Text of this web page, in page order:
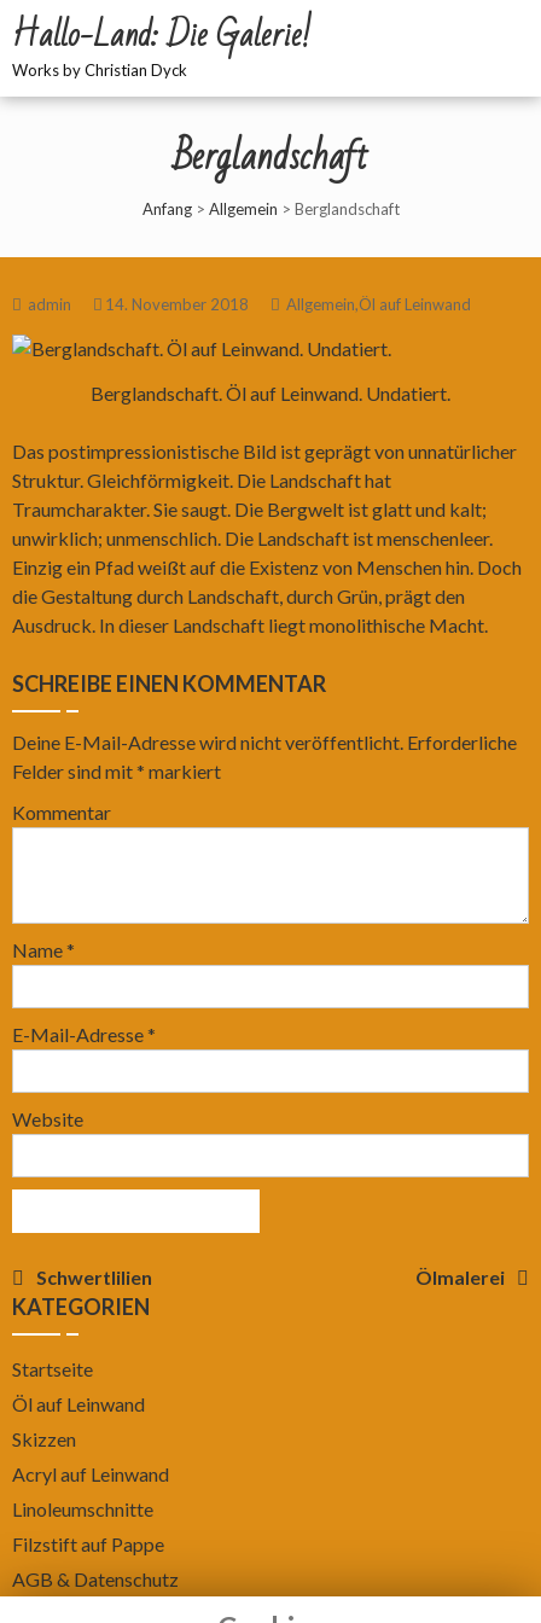
Hallo-Land: Die Galerie!
Works by Christian Dyck
Berglandschaft
Anfang> Allgemein > Berglandschaft
admin 14. November 2018 Allgemein,Öl auf Leinwand
Berglandschaft. Öl auf Leinwand. Undatiert.
Das postimpressionistische Bild ist geprägt von unnatürlicher
Struktur. Gleichförmigkeit. Die Landschaft hat
Traumcharakter. Sie saugt. Die Bergwelt ist glatt und kalt;
unwirklich; unmenschlich. Die Landschaft ist menschenleer.
Einzig ein Pfad weißt auf die Existenz von Menschen hin. Doch
die Gestaltung durch Landschaft, durch Grün, prägt den
Ausdruck. In dieser Landschaft liegt monolithische Macht.
SCHREIBE EINEN KOMMENTAR
Deine E-Mail-Adresse wird nicht veröffentlicht. Erforderliche
Felder sind mit* markiert
Kommentar
Name*
E-Mail-Adresse*
Website
Beitragsnavigation
Schwertlilien Ölmalerei
KATEGORIEN
Startseite
Öl auf Leinwand
Skizzen
Acryl auf Leinwand
Linoleumschnitte
Filzstift auf Pappe
AGB & Datenschutz